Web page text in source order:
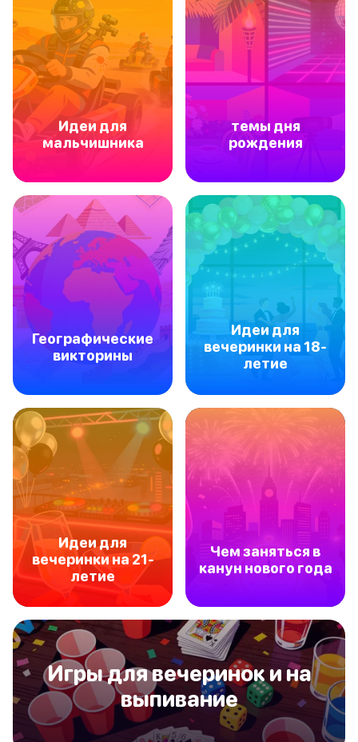
Идеи для
мальчишника
темы дня
рождения
Географические
викторины
Идеи для
вечеринки на 18-
летие
Идеи для
вечеринки на 21-
летие
Чем заняться в
канун нового года
Игры для вечеринок и на
выпивание